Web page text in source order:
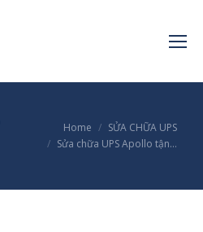
You are here:
Home
SỬA CHỮA UPS
Sửa chữa UPS Apollo tận…